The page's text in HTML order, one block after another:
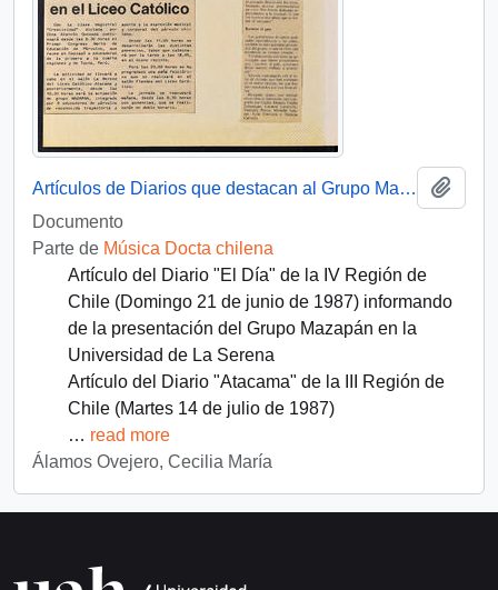
Artículos de Diarios que destacan al Grupo Mazapán
Documento
Parte de Música Docta chilena
Artículo del Diario "El Día" de la IV Región de
Chile (Domingo 21 de junio de 1987) informando
de la presentación del Grupo Mazapán en la
Universidad de La Serena
Artículo del Diario "Atacama" de la III Región de
Chile (Martes 14 de julio de 1987)
… read more
Álamos Ovejero, Cecilia María